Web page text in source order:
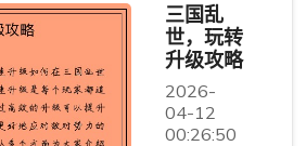
三国乱
世，玩转
升级攻略
2026-
04-12
00:26:50